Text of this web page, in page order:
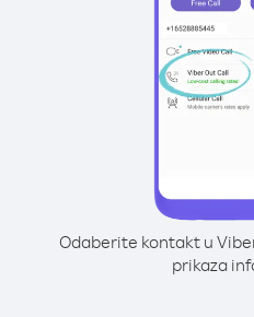
Odaberite kontakt u
prikaza